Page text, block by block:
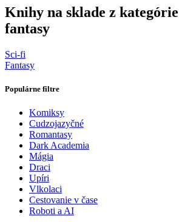
Knihy na sklade z
fantasy
Sci-fi
Fantasy
Populárne filtre
Komiksy
Cudzojazyčné
Romantasy
Dark Academia
Mágia
Draci
Upíri
Vlkolaci
Cestovanie v čase
Roboti a AI